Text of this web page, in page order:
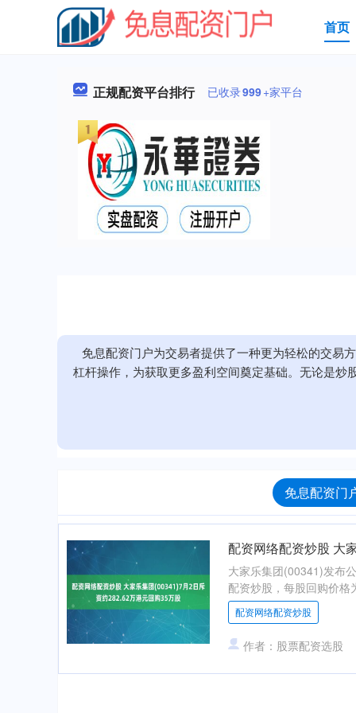
首页
正规配资平台排行 已收录999+家平台
免息配资门户为交易者提供了一种更为轻松的交易
杠杆操作，为获取更多盈利空间奠定基础。无论是
免息配资门
配资网络配资炒股 大
大家乐集团(00341)发布
配资炒股，每股回购价
配资网络配资炒股
作者：股票配资选股